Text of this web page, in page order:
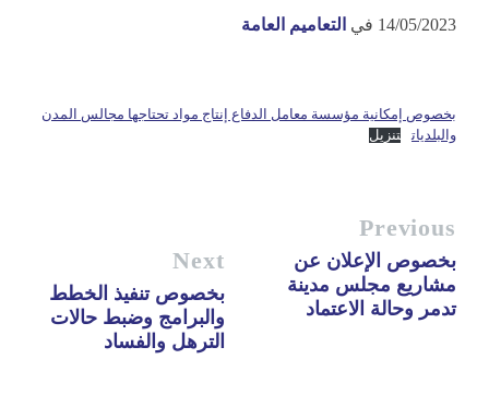
14/05/2023 في التعاميم العامة
بخصوص إمكانية مؤسسة معامل الدفاع إنتاج مواد تحتاجها مجالس المدن
والبلديات
تنزيل
Previous
بخصوص الإعلان عن
مشاريع مجلس مدينة
تدمر وحالة الاعتماد
Next
بخصوص تنفيذ الخطط
والبرامج وضبط حالات
الترهل والفساد